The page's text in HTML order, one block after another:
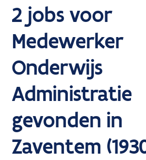
2 jobs voor
Medewerker
Onderwijs
Administratie
gevonden in
Zaventem